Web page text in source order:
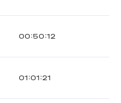
00:50:12
01:01:21